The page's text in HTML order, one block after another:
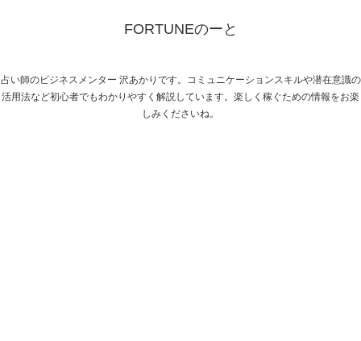
FORTUNEのーと
占い師のビジネスメンター 沢あかりです。コミュニケーションスキルや潜在意識の
活用法など初心者でもわかりやすく解説しています。楽しく稼ぐための情報をお楽
しみくださいね。